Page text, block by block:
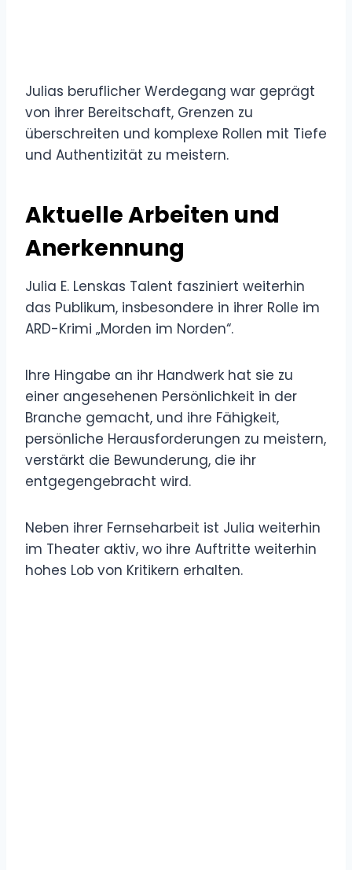
Julias beruflicher Werdegang war geprägt
von ihrer Bereitschaft, Grenzen zu
überschreiten und komplexe Rollen mit Tiefe
und Authentizität zu meistern.
Aktuelle Arbeiten und
Anerkennung
Julia E. Lenskas Talent fasziniert weiterhin
das Publikum, insbesondere in ihrer Rolle im
ARD-Krimi „Morden im Norden“.
Ihre Hingabe an ihr Handwerk hat sie zu
einer angesehenen Persönlichkeit in der
Branche gemacht, und ihre Fähigkeit,
persönliche Herausforderungen zu meistern,
verstärkt die Bewunderung, die ihr
entgegengebracht wird.
Neben ihrer Fernseharbeit ist Julia weiterhin
im Theater aktiv, wo ihre Auftritte weiterhin
hohes Lob von Kritikern erhalten.